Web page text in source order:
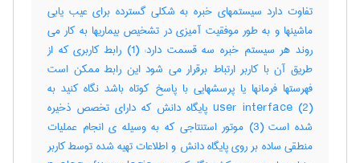
تفاوت دارد سیستمهای خبره به شکلی گسترده برای عیب یابی
ماشینها و به طور موفقیت آمیزی در تشخیص بیماریها به کار می
روند هر سیستم خبره سه قسمت دارد: (1) رابط کاربری که از
طریق آن با کاربر ارتباط برقرار می شود این رابط ممکن است
فهرستها فرمانها یا پرسشهایی با پاسخ کوتاه باشد نگاه کنید به
user interface (2) پایگاه دانش که دارای تخصص ذخیره
شده است (3) موتور استنتاجی که به وسیله ی انجام عملیات
منطقی ساده بر روی پایگاه دانش و اطلاعات تهیه شده توسط کاربر